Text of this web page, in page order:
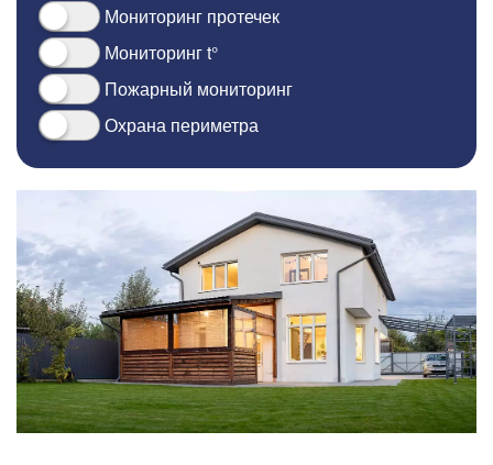
Мониторинг протечек
Мониторинг t°
Пожарный мониторинг
Охрана периметра